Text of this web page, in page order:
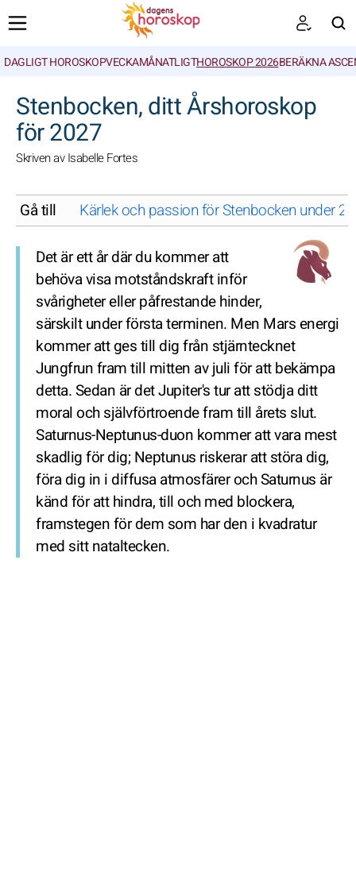
DAGLIGT HOROSKOPVECKAMÅNATLIGTHOROSKOP 2026BERÄKNA
Stenbocken, ditt Årshoroskop
för 2027
Skriven av Isabelle Fortes
Gå till Kärlek och passion för Stenbocken under
Det är ett år där du kommer att
behöva visa motståndskraft inför
svårigheter eller påfrestande hinder,
särskilt under första terminen. Men Mars energi
kommer att ges till dig från stjärntecknet
Jungfrun fram till mitten av juli för att bekämpa
detta. Sedan är det Jupiter's tur att stödja ditt
moral och självförtroende fram till årets slut.
Saturnus-Neptunus-duon kommer att vara mest
skadlig för dig; Neptunus riskerar att störa dig,
föra dig in i diffusa atmosfärer och Saturnus är
känd för att hindra, till och med blockera,
framstegen för dem som har den i kvadratur
med sitt nataltecken.